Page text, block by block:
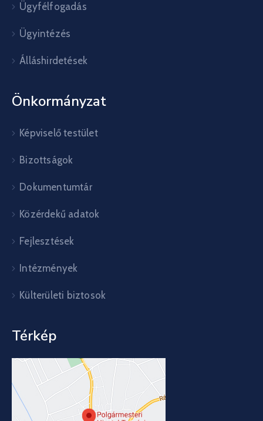
Ügyfélfogadás
Ügyintézés
Álláshirdetések
Önkormányzat
Képviselő testület
Bizottságok
Dokumentumtár
Közérdekű adatok
Fejlesztések
Intézmények
Külterületi biztosok
Térkép